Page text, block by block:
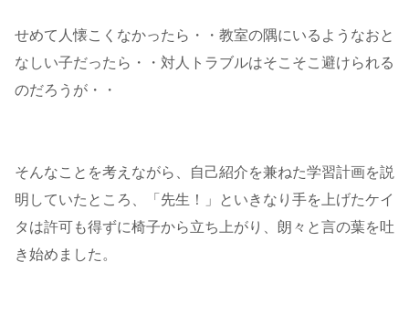
せめて人懐こくなかったら・・教室の隅にいるようなおと
なしい子だったら・・対人トラブルはそこそこ避けられる
のだろうが・・
そんなことを考えながら、自己紹介を兼ねた学習計画を説
明していたところ、「先生！」といきなり手を上げたケイ
タは許可も得ずに椅子から立ち上がり、朗々と言の葉を吐
き始めました。